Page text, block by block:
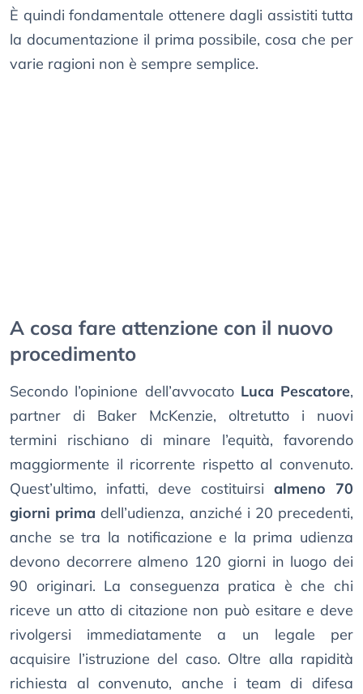
È quindi fondamentale ottenere dagli assistiti tutta
la documentazione il prima possibile, cosa che per
varie ragioni non è sempre semplice.
A cosa fare attenzione con il nuovo
procedimento
Secondo l’opinione dell’avvocato Luca Pescatore,
partner di Baker McKenzie, oltretutto i nuovi
termini rischiano di minare l’equità, favorendo
maggiormente il ricorrente rispetto al convenuto.
Quest’ultimo, infatti, deve costituirsi almeno 70
giorni prima dell’udienza, anziché i 20 precedenti,
anche se tra la notificazione e la prima udienza
devono decorrere almeno 120 giorni in luogo dei
90 originari. La conseguenza pratica è che chi
riceve un atto di citazione non può esitare e deve
rivolgersi immediatamente a un legale per
acquisire l’istruzione del caso. Oltre alla rapidità
richiesta al convenuto, anche i team di difesa